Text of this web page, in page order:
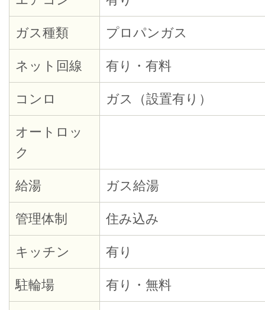
ガス種類 プロパンガス
ネット回線 有り・有料
コンロ ガス（設置有り）
オートロッ
ク
給湯 ガス給湯
管理体制 住み込み
キッチン 有り
駐輪場 有り・無料